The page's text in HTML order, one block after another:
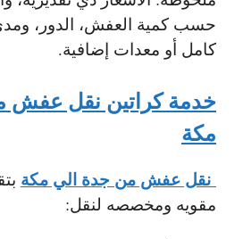
حسب كمية العفش، الدور،
كامل أو معدات إضافية.
خدمة كراتين نقل عفش
مكة
نقل عفش من جدة الي مكة
مقويه ومخصصه لنقل: